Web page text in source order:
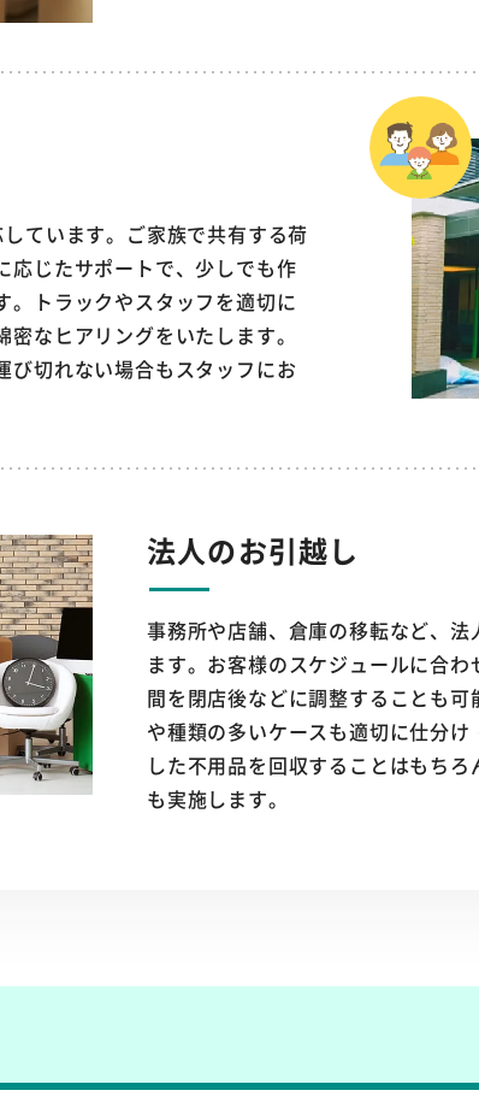
ています。ご家族で共有する荷
応じたサポートで、少しでも作
。トラックやスタッフを適切に
なヒアリングをいたします。
び切れない場合もスタッフにお
法人のお引越し
事務所や店舗、倉庫の移転など、
ます。お客様のスケジュールに合
間を閉店後などに調整することも
や種類の多いケースも適切に仕分
した不用品を回収することはもち
も実施します。